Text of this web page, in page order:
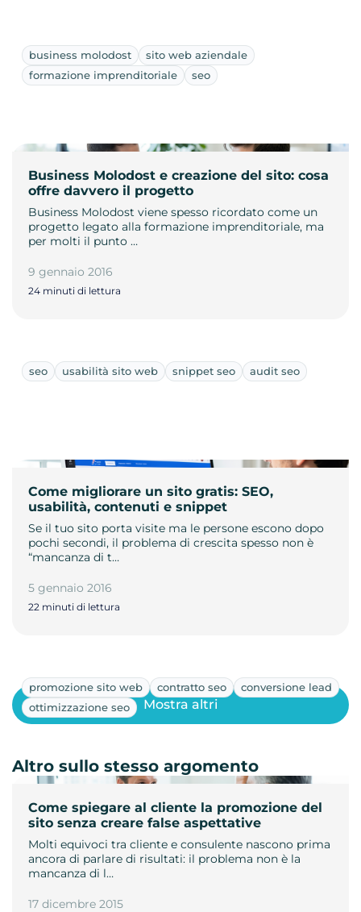
business molodost
sito web aziendale
formazione imprenditoriale
seo
Business Molodost e creazione del sito: cosa
offre davvero il progetto
Business Molodost viene spesso ricordato come un
progetto legato alla formazione imprenditoriale, ma
per molti il punto …
9 gennaio 2016
24 minuti di lettura
seo usabilità sito web snippet seo audit seo
Come migliorare un sito gratis: SEO,
usabilità, contenuti e snippet
Se il tuo sito porta visite ma le persone escono dopo
pochi secondi, il problema di crescita spesso non è
“mancanza di t…
5 gennaio 2016
22 minuti di lettura
promozione sito web contratto seo
conversione lead
ottimizzazione seo
Come spiegare al cliente la promozione del
sito senza creare false aspettative
Molti equivoci tra cliente e consulente nascono prima
ancora di parlare di risultati: il problema non è la
mancanza di l…
17 dicembre 2015
Mostra altri
Altro sullo stesso argomento